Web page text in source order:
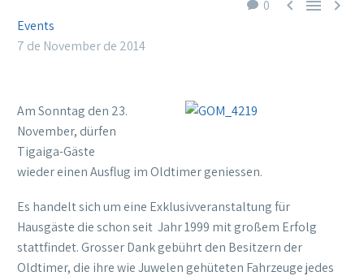
0   
Events
7 de November de 2014
Am Sonntag den 23.
November, dürfen
Tigaiga-Gäste
wieder einen Ausflug im Oldtimer geniessen.
Es handelt sich um eine Exklusivveranstaltung für
Hausgäste die schon seit Jahr 1999 mit großem Erfolg
stattfindet. Grosser Dank gebührt den Besitzern der
Oldtimer, die ihre wie Juwelen gehüteten Fahrzeuge jedes